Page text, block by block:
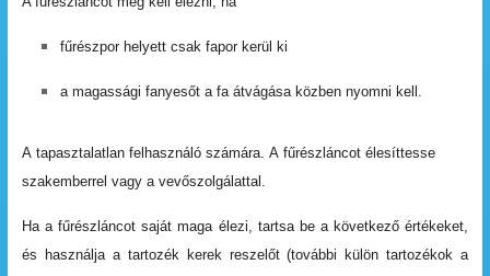
fűrészpor helyett csak fapor kerül ki
a magassági fanyesőt a fa átvágása közben nyomni kell.
A tapasztalatlan felhasználó számára. A fűrészláncot élesíttesse
szakemberrel vagy a vevőszolgálattal.
Ha a fűrészláncot saját maga élezi, tartsa be a következő értékeket,
és
használja a tartozék kerek reszelőt (további külön tartozékok a